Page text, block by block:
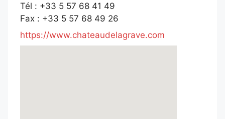
Tél : +33 5 57 68 41 49
Fax : +33 5 57 68 49 26
https://www.chateaudelagrave.com